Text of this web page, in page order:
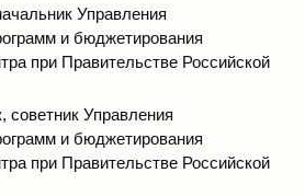
Управления
и бюджетирования
при Правительстве Российской
, советник Управления
и бюджетирования
при Правительстве Российской